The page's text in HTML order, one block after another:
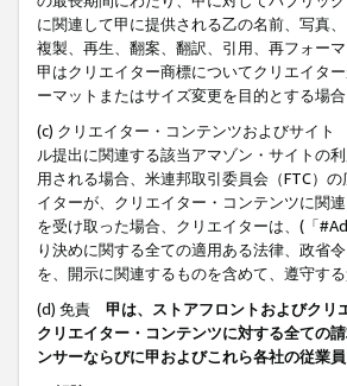
に関連して甲に提供される乙の名前、写真
複製、再生、翻案、翻訳、引用、再フォー
甲はクリエイター商標についてクリエイタ
ーマットまたはサイズ変更を目的とする場合
(c) クリエイター・コンテンツおよびサイ
ル提出に関連する該当アマゾン・サイトの
用される場合、米連邦取引委員会（FTC）
イターが、クリエイター・コンテンツに関
を受け取った場合、クリエイターは、(「
り決めに関する全ての適用ある法律、政省
を、開示に関連するものを含めて、遵守する
(d) 免責 甲は、ストアフロントおよびクリ
クリエイター・コンテンツに対する全ての
ンサーならびに甲およびこれら各社の従業